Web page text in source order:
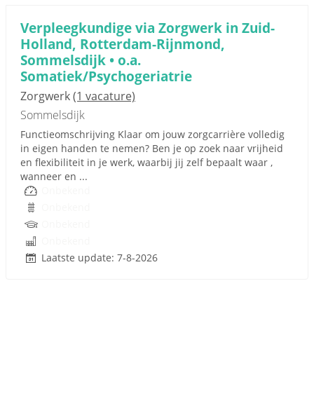
Verpleegkundige via Zorgwerk in Zuid-
Holland, Rotterdam-Rijnmond,
Sommelsdijk • o.a.
Somatiek/Psychogeriatrie
Zorgwerk(1 vacature)
Sommelsdijk
Functieomschrijving Klaar om jouw zorgcarrière volledig
in eigen handen te nemen? Ben je op zoek naar vrijheid
en flexibiliteit in je werk, waarbij jij zelf bepaalt waar ,
wanneer en ...
Laatste update: 7-8-2026